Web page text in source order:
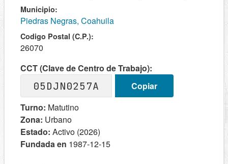
Municipio:
Piedras Negras, Coahuila
Codigo Postal (C.P.):
26070
CCT (Clave de Centro de Trabajo):
05DJN0257A
Copiar
Turno: Matutino
Zona: Urbano
Estado: Activo (2026)
Fundada en 1987-12-15